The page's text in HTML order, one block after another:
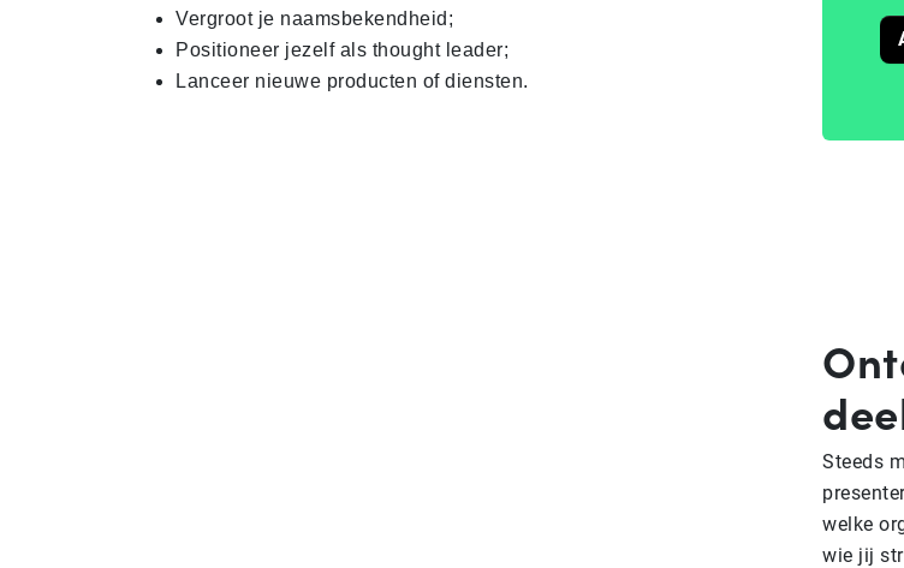
Vergroot je naamsbekendheid;
Positioneer jezelf als thought leader;
Lanceer nieuwe producten of diensten.
Steeds
welke
wie jij